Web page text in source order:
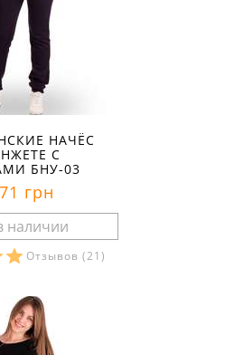
НАЧЁС
С
БНУ-03
грн
Отзывов (21)